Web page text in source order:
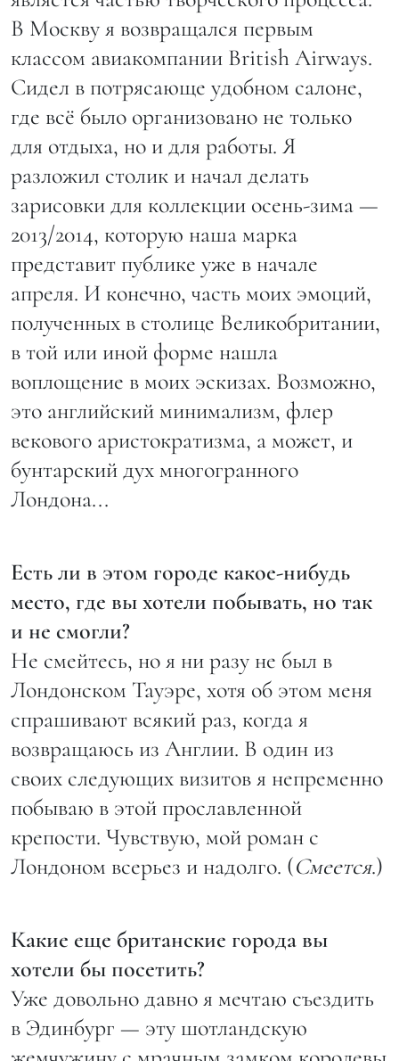
В Москву я возвращался первым
классом авиакомпании British Airways.
Сидел в потрясающе удобном салоне,
где всё было организовано не только
для отдыха, но и для работы. Я
разложил столик и начал делать
зарисовки для коллекции осень-зима —
2013/2014, которую наша марка
представит публике уже в начале
апреля. И конечно, часть моих эмоций,
полученных в столице Великобритании,
в той или иной форме нашла
воплощение в моих эскизах. Возможно,
это английский минимализм, флер
векового аристократизма, а может, и
бунтарский дух многогранного
Лондона...
Есть ли в этом городе какое-нибудь
место, где вы хотели побывать, но так
и не смогли?
Не смейтесь, но я ни разу не был в
Лондонском Тауэре, хотя об этом меня
спрашивают всякий раз, когда я
возвращаюсь из Англии. В один из
своих следующих визитов я непременно
побываю в этой прославленной
крепости. Чувствую, мой роман с
Лондоном всерьез и надолго. (Смеется.)
Какие еще британские города вы
хотели бы посетить?
Уже довольно давно я мечтаю съездить
в Эдинбург — эту шотландскую